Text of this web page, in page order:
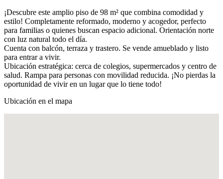
¡Descubre este amplio piso de 98 m² que combina comodidad y
estilo! Completamente reformado, moderno y acogedor, perfecto
para familias o quienes buscan espacio adicional. Orientación norte
con luz natural todo el día.
Cuenta con balcón, terraza y trastero. Se vende amueblado y listo
para entrar a vivir.
Ubicación estratégica: cerca de colegios, supermercados y centro de
salud. Rampa para personas con movilidad reducida. ¡No pierdas la
oportunidad de vivir en un lugar que lo tiene todo!
Ubicación en el mapa